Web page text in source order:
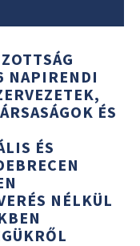
NAPIRENDI
ÉS
ÉS
NÉLKÜL